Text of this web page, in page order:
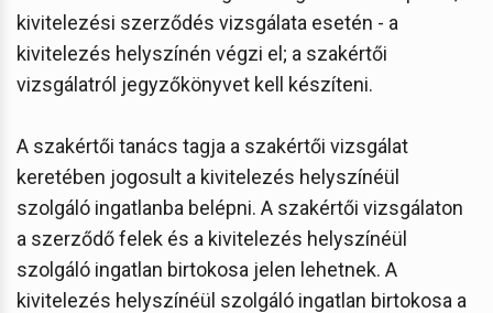
kivitelezési szerződés vizsgálata esetén - a
kivitelezés helyszínén végzi el; a szakértői
vizsgálatról jegyzőkönyvet kell készíteni.
A szakértői tanács tagja a szakértői vizsgálat
keretében jogosult a kivitelezés helyszínéül
szolgáló ingatlanba belépni. A szakértői vizsgálaton
a szerződő felek és a kivitelezés helyszínéül
szolgáló ingatlan birtokosa jelen lehetnek. A
kivitelezés helyszínéül szolgáló ingatlan birtokosa a